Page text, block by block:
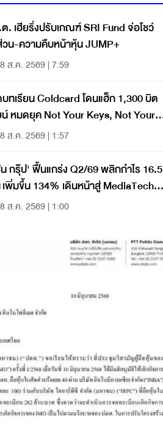
. เฮียริ่งปรับเกณฑ์ SRI Fund จ่อโชว์
น-ความคืบหน้าหุ้น JUMP+
ส.ค. 2569 | 7:59
ทเรียน Coldcard โดนแฮ็ก 1,300 บิต
Your
ส.ค. 2569 | 1:57
กรุ๊ป' ฟื้นแกร่ง Q2/69 พลิกกำไร 16.5
พิ่มขึ้น 134% เดินหน้าสู่ MediaTech
ปแบบ
ส.ค. 2569 | 1:00